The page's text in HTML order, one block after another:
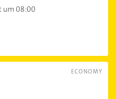
um 08:00
ECONOMY